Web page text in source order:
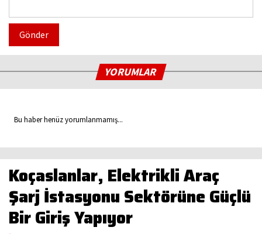
Gönder
YORUMLAR
Bu haber henüz yorumlanmamış...
Koçaslanlar, Elektrikli Araç
Şarj İstasyonu Sektörüne Güçlü
Bir Giriş Yapıyor